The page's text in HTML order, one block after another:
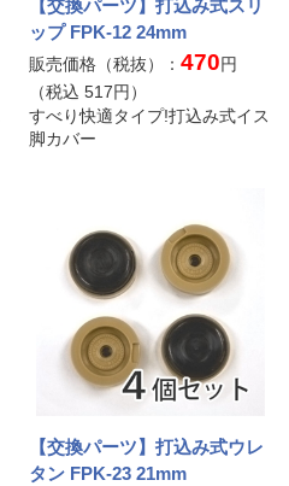
【交換パーツ】打込み式スリ
ップ FPK-12 24mm
販売価格（税抜）：470円
（税込517円）
すべり快適タイプ!打込み式イス
脚カバー
【交換パーツ】打込み式ウレ
タン FPK-23 21mm